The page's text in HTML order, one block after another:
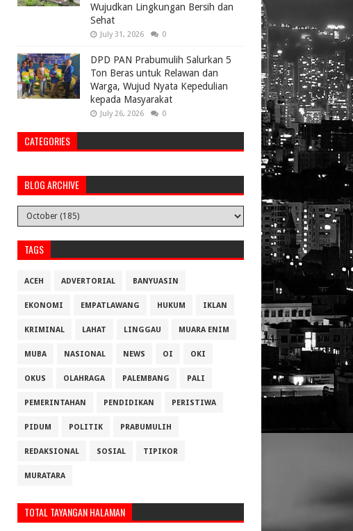
Wujudkan Lingkungan Bersih dan
Sehat
July 31, 2026 0
DPD PAN Prabumulih Salurkan 5
Ton Beras untuk Relawan dan
Warga, Wujud Nyata Kepedulian
kepada Masyarakat
July 26, 2026 0
CATEGORIES
BLOG ARCHIVE
TAGS
ACEH ADVERTORIAL BANYUASIN
EKONOMI EMPATLAWANG HUKUM IKLAN
KRIMINAL LAHAT LINGGAU MUARA ENIM
MUBA NASIONAL NEWS OI OKI
OKUS OLAHRAGA PALEMBANG PALI
PEMERINTAHAN PENDIDIKAN PERISTIWA
PIDUM POLITIK PRABUMULIH
REDAKSIONAL SOSIAL TIPIKOR
MURATARA
TOTAL TAYANGAN HALAMAN